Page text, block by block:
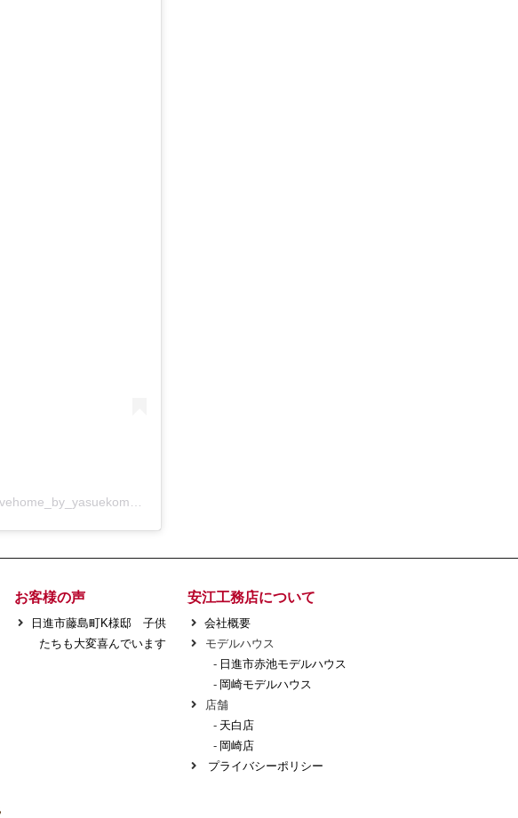
お客様の声
日進市藤島町K様邸 子供
たちも大変喜んでいます
安江工務店について
会社概要
モデルハウス
- 日進市赤池モデルハウス
- 岡崎モデルハウス
店舗
- 天白店
- 岡崎店
プライバシーポリシー